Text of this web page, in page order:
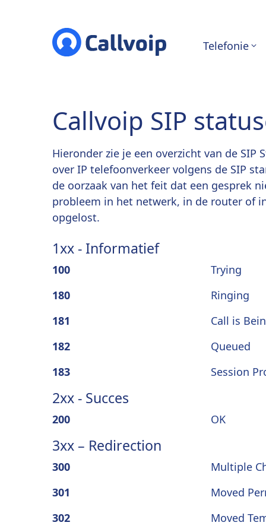
Telefonie
Callvoip SIP
Hieronder zie je een overzicht van de
over IP telefoonverkeer volgens de SIP
de oorzaak van het feit dat een gesprek
probleem in het netwerk, in de router of
opgelost.
1xx - Informatief
100
Trying
180
Ringing
181
Call is
182
Queued
183
Session
2xx - Succes
200 OK
3xx – Redirection
300
Multiple
301
Moved
302
Moved